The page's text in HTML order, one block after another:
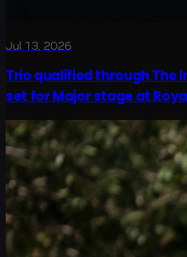
Jul 13, 2026
Trio qualified through The
set for Major stage at